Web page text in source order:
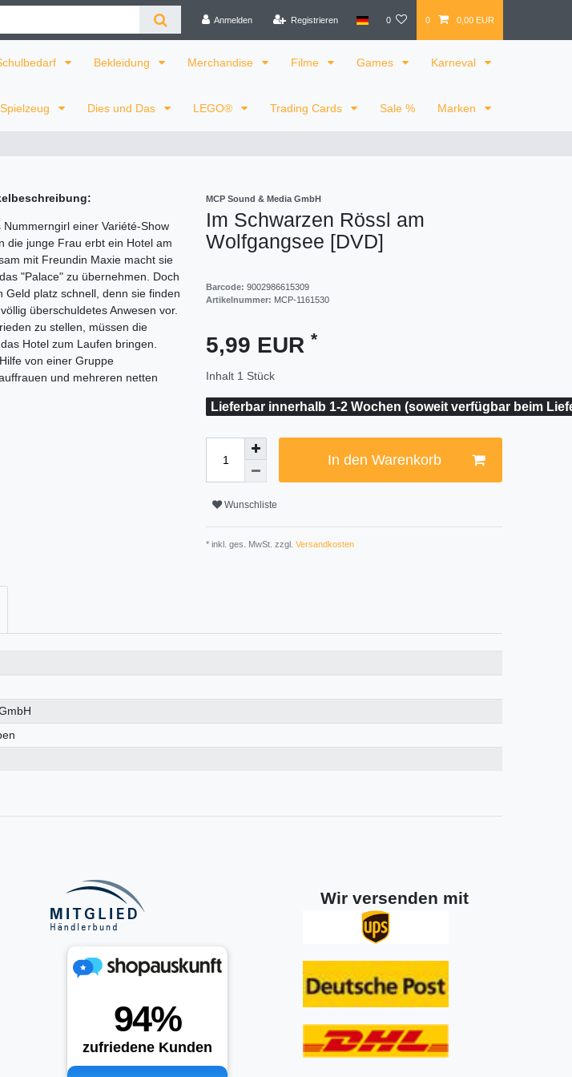
Anmelden Registrieren 0 0 0,00 EUR
Bekleidung Merchandise Filme Games Karneval
Spielzeug Dies und Das LEGO® Trading Cards Sale % Marken
einer Variété-Show
die junge Frau erbt ein Hotel am
mit Freundin Maxie macht sie
"Palace" zu übernehmen. Doch
Geld platz schnell, denn sie finden
überschuldetes Anwesen vor.
zu stellen, müssen die
Hotel zum Laufen bringen.
von einer Gruppe
und mehreren netten
MCP Sound & Media GmbH
Im Schwarzen Rössl am
Wolfgangsee [DVD]
Barcode: 9002986615309
Artikelnummer: MCP-1161530
5,99 EUR *
Inhalt 1 Stück
Lieferbar innerhalb 1-2 Wochen (soweit verfügbar beim
In den Warenkorb
Wunschliste
* inkl. ges. MwSt. zzgl. Versandkosten
Wir versenden mit